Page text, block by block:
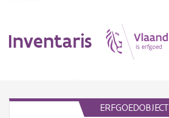
Inventaris
ERFGOEDOBJECT